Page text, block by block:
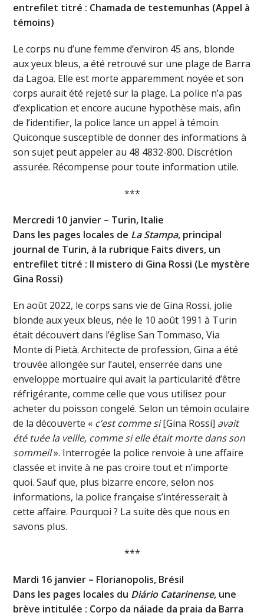
entrefilet titré : Chamada de testemunhas (Appel à
témoins)
Le corps nu d’une femme d’environ 45 ans, blonde
aux yeux bleus, a été retrouvé sur une plage de Barra
da Lagoa. Elle est morte apparemment noyée et son
corps aurait été rejeté sur la plage. La police n’a pas
d’explication et encore aucune hypothèse mais, afin
de l’identifier, la police lance un appel à témoin.
Quiconque susceptible de donner des informations à
son sujet peut appeler au 48 4832-800. Discrétion
assurée. Récompense pour toute information utile.
***
Mercredi 10 janvier – Turin, Italie
Dans les pages locales de La Stampa, principal
journal de Turin, à la rubrique Faits divers, un
entrefilet titré : Il mistero di Gina Rossi (Le mystère
Gina Rossi)
En août 2022, le corps sans vie de Gina Rossi, jolie
blonde aux yeux bleus, née le 10 août 1991 à Turin
était découvert dans l’église San Tommaso, Via
Monte di Pietà. Architecte de profession, Gina a été
trouvée allongée sur l’autel, enserrée dans une
enveloppe mortuaire qui avait la particularité d’être
réfrigérante, comme celle que vous utilisez pour
acheter du poisson congelé. Selon un témoin oculaire
de la découverte « c’est comme si[Gina Rossi] avait
été tuée la veille, comme si elle était morte dans son
sommeil». Interrogée la police renvoie à une affaire
classée et invite à ne pas croire tout et n’importe
quoi. Sauf que, plus bizarre encore, selon nos
informations, la police française s’intéresserait à
cette affaire. Pourquoi ? La suite dès que nous en
savons plus.
***
Mardi 16 janvier – Florianopolis, Brésil
Dans les pages locales du Diário Catarinense, une
brève intitulée : Corpo da náiade da praia da Barra